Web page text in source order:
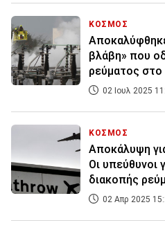
ΚΟΣΜΟΣ
βλάβη» που
ρεύματος στο
02 Ιουλ 2025
ΚΟΣΜΟΣ
Αποκάλυψη
Οι υπεύθυνοι
διακοπής
02 Απρ 2025